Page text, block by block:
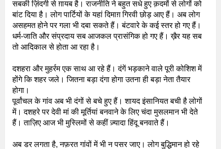
सबकी ज़िंदगी से ग़ायब है। राजनीति ने बहुत सधे हुए क़दमों से लोगों को
बांट दिया है। लोग पार्टियों के यहां दिमाग़ गिरवी छोड़ आए हैं। अब लोग
असहमत होने पर गला भी दबा सकते हैं। बंटवारे के कई स्तर हो गए हैं।
धर्म-जाति और संप्रदाय सब आजकल प्रासंगिक हो गए हैं। ख़ैर यह सब
तो आदिकाल से होता आ रहा है।
दशहरा और मुहर्रम एक साथ आ रहे हैं। दंगें भड़काने वाले पूरी कोशिश में
होंगे कि शहर जले। जितना बड़ा दंगा होगा उतना ही बड़ा नेता तैयार
होगा।
पूर्वांचल के गांव अब भी दंगों से बचे हुए हैं। शायद इंसानियत बची है लोगों
में। दशहरे पर देवी मां की मूर्तियां बनवाने के लिए चंदा मुसलमान भी देते
हैं। ताज़िए आज भी मुस्लिमों से कहीं ज़्यादा हिंदू बनवाते हैं।
अब डर लगता है, नफ़रत गांवों में भी न पसर जाए। लोग बुद्धिमान हो रहे